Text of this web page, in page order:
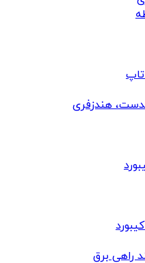
هندزفری
راهی برق